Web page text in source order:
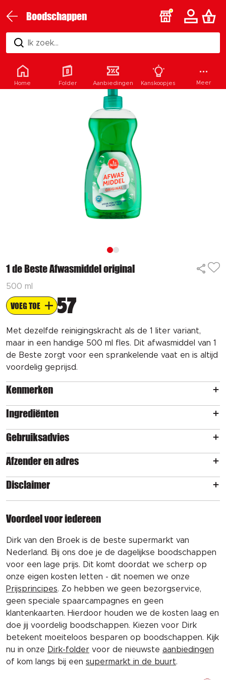
Boodschappen
Ik zoek...
1 de Beste Afwasmiddel original
500 ml
VOEG TOE 57
Met dezelfde reinigingskracht als de 1 liter variant,
maar in een handige 500 ml fles. Dit afwasmiddel van 1
de Beste zorgt voor een sprankelende vaat en is altijd
voordelig geprijsd.
Kenmerken
Ingrediënten
Gebruiksadvies
Afzender en adres
Disclaimer
Voordeel voor iedereen
Dirk van den Broek is de beste supermarkt van
Nederland. Bij ons doe je de dagelijkse boodschappen
voor een lage prijs. Dit komt doordat we scherp op
onze eigen kosten letten - dit noemen we onze
Prijsprincipes. Zo hebben we geen bezorgservice,
geen speciale spaarcampagnes en geen
klantenkaarten. Hierdoor houden we de kosten laag en
doe jij voordelig boodschappen. Kiezen voor Dirk
betekent moeiteloos besparen op boodschappen. Kijk
nu in onze Dirk-folder voor de nieuwste aanbiedingen
of kom langs bij een supermarkt in de buurt.
Home Folder Aanbiedingen Kanskoopjes Meer